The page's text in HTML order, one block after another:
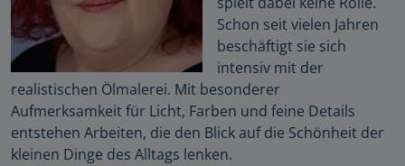
Schon seit vielen Jahren
beschäftigt sie sich
intensiv mit der
realistischen Ölmalerei. Mit besonderer
Aufmerksamkeit für Licht, Farben und feine Details
entstehen Arbeiten, die den Blick auf die Schönheit der
kleinen Dinge des Alltags lenken.